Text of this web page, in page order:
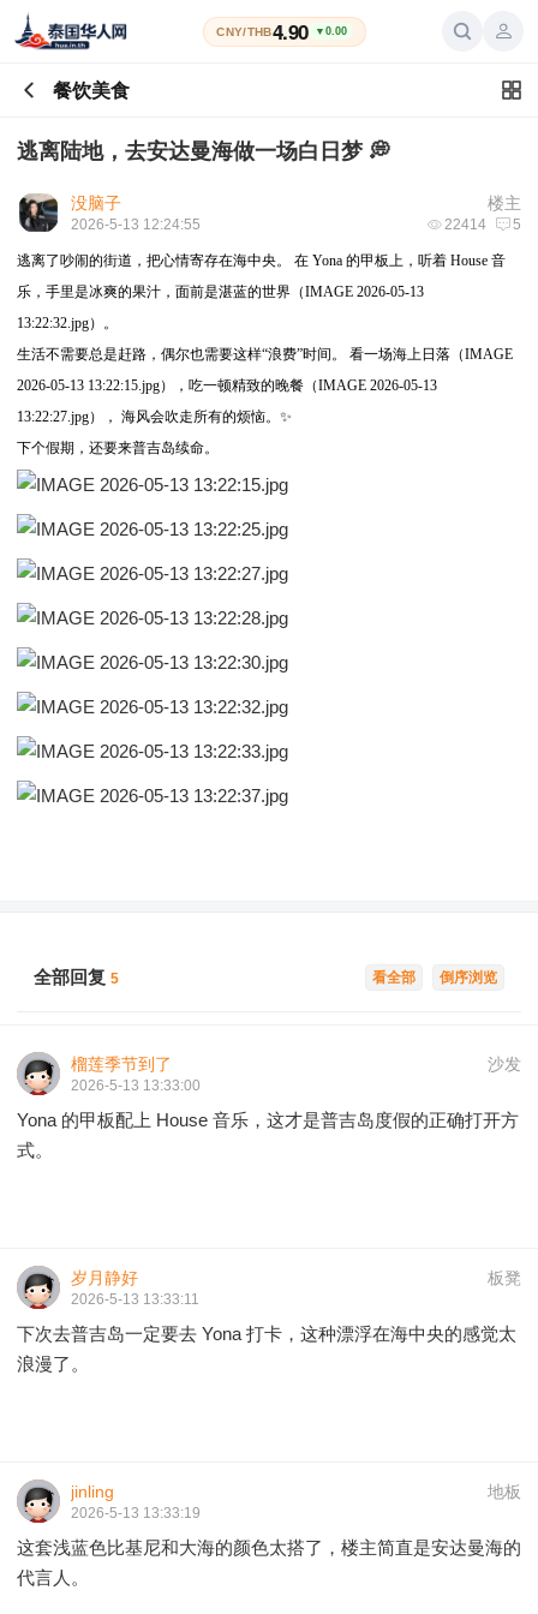
CNY/THB4.90 ▼0.00
餐饮美食
逃离陆地，去安达曼海做一场白日梦 💭
楼主
没脑子
22414 5
2026-5-13 12:24:55
逃离了吵闹的街道，把心情寄存在海中央。 在 Yona 的甲板上，听着 House 音
乐，手里是冰爽的果汁，面前是湛蓝的世界（IMAGE 2026-05-13
13:22:32.jpg）。
生活不需要总是赶路，偶尔也需要这样“浪费”时间。 看一场海上日落（IMAGE
2026-05-13 13:22:15.jpg），吃一顿精致的晚餐（IMAGE 2026-05-13
13:22:27.jpg）， 海风会吹走所有的烦恼。✨
下个假期，还要来普吉岛续命。
倒序浏览
看全部
全部回复 5
沙发
榴莲季节到了
2026-5-13 13:33:00
Yona 的甲板配上 House 音乐，这才是普吉岛度假的正确打开方
式。
板凳
岁月静好
2026-5-13 13:33:11
下次去普吉岛一定要去 Yona 打卡，这种漂浮在海中央的感觉太
浪漫了。
地板
jinling
2026-5-13 13:33:19
这套浅蓝色比基尼和大海的颜色太搭了，楼主简直是安达曼海的
代言人。